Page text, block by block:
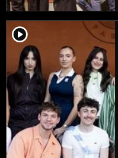
player2